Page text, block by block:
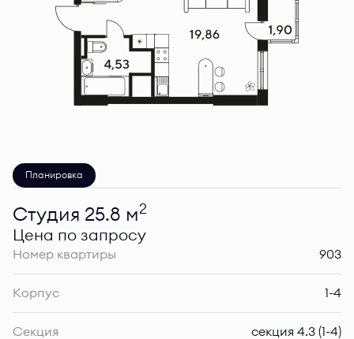
Планировка
Студия 25.8 м2
Цена по запросу
Номер квартиры 903
Корпус 1-4
Секция секция 4.3 (1-4)